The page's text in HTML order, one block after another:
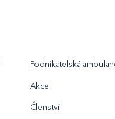
Podnikatelská
Akce
Členství